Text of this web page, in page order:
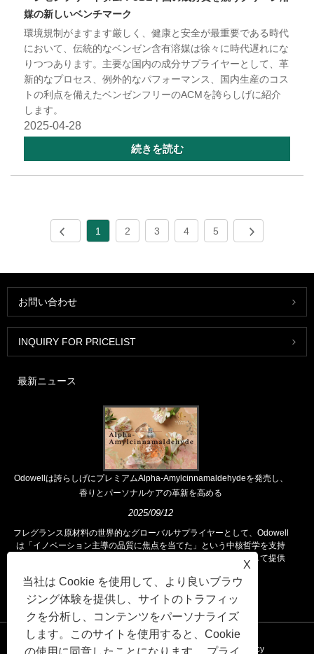
媒の新しいベンチマーク
環境規制がますます厳しく、健康と安全が最重要である時代
において、伝統的なベンゼン含有溶媒は徐々に時代遅れにな
りつつあります。主要な国内の成分サプライヤーとして、革
新的なプロセス、例外的なパフォーマンス、国内生産のコス
トの利点を備えたベンゼンフリーのACMを誇らしげに紹介
します。
2025-04-28
続きを読む
1 2 3 4 5
お問い合わせ
INQUIRY FOR PRICELIST
最新ニュース
Odowellは誇らしげにプレミアムAlpha-Amylcinnamaldehydeを発売し、
香りとパーソナルケアの革新を高める
2025/09/12
フレグランス原材料の世界的なグローバルサプライヤーとして、Odowell
は「イノベーション主導の品質に焦点を当てた」という中核哲学を支持
し、世界中の顧客に優れたフレグランスソリューションを一貫して提供
リンク Sitemap RSS XML Privacy Policy
X
当社は Cookie を使用して、より良いブラウ
ジング体験を提供し、サイトのトラフィッ
クを分析し、コンテンツをパーソナライズ
します。このサイトを使用すると、Cookie
の使用に同意したことになります。 プライ